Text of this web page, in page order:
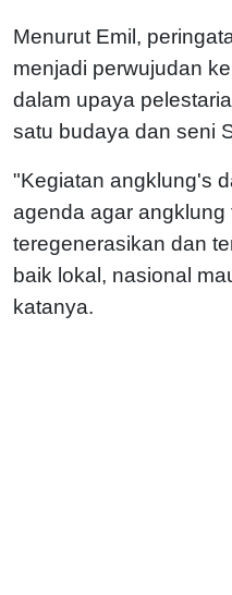
Menurut Emil,
menjadi perwujudan
dalam upaya
satu budaya dan seni
"Kegiatan angklung's
agenda agar angklung
teregenerasikan dan
baik lokal, nasional
katanya.